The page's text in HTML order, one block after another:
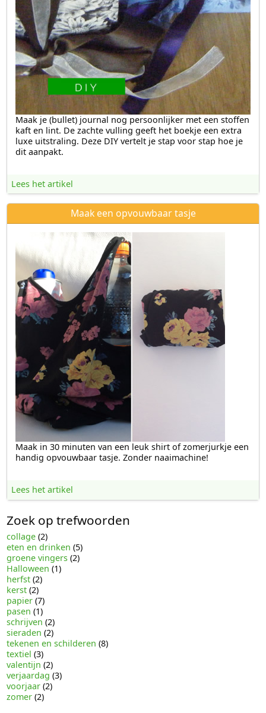
Maak je (bullet) journal nog persoonlijker met een stoffen
kaft en lint. De zachte vulling geeft het boekje een extra
luxe uitstraling. Deze DIY vertelt je stap voor stap hoe je
dit aanpakt.
Lees het artikel
Maak een opvouwbaar tasje
Maak in 30 minuten van een leuk shirt of zomerjurkje een
handig opvouwbaar tasje. Zonder naaimachine!
Lees het artikel
Zoek op trefwoorden
collage(2)
eten en drinken (5)
groene vingers(2)
Halloween (1)
herfst(2)
kerst(2)
papier(7)
pasen (1)
schrijven (2)
sieraden (2)
tekenen en schilderen (8)
textiel (3)
valentijn (2)
verjaardag (3)
voorjaar(2)
zomer(2)